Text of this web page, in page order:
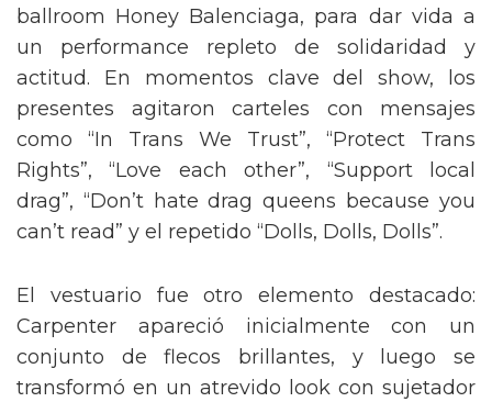
ballroom Honey Balenciaga, para dar vida a
un performance repleto de solidaridad y
actitud. En momentos clave del show, los
presentes agitaron carteles con mensajes
como “In Trans We Trust”, “Protect Trans
Rights”, “Love each other”, “Support local
drag”, “Don’t hate drag queens because you
can’t read” y el repetido “Dolls, Dolls, Dolls”.
El vestuario fue otro elemento destacado:
Carpenter apareció inicialmente con un
conjunto de flecos brillantes, y luego se
transformó en un atrevido look con sujetador